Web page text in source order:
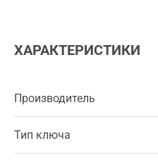
ХАРАКТЕРИСТИКИ
Производитель
Тип ключа